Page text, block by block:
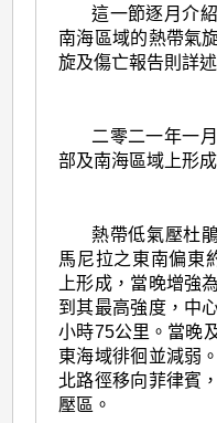
這一節逐月介
南海區域的熱帶氣
旋及傷亡報告則詳
二零二一年一
部及南海區域上形成
熱帶低氣壓杜
馬尼拉之東南偏東
上形成，當晚增強
到其最高強度，中
小時75公里。當晚
東海域徘徊並減弱
北路徑移向菲律賓
壓區。